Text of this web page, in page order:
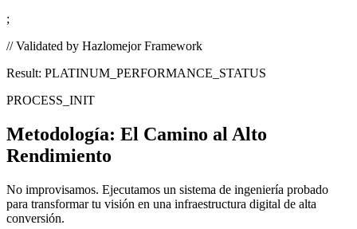
;
// Validated by Hazlomejor Framework
Result: PLATINUM_PERFORMANCE_STATUS
PROCESS_INIT
Metodología: El Camino al Alto
Rendimiento
No improvisamos. Ejecutamos un sistema de ingeniería probado
para transformar tu visión en una infraestructura digital de alta
conversión.